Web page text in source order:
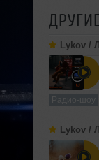
Lykov /
Радио-шоу
Lykov /